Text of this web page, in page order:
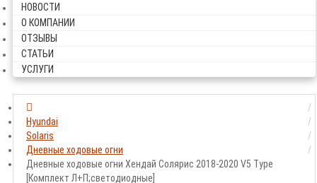
НОВОСТИ
О КОМПАНИИ
ОТЗЫВЫ
СТАТЬИ
УСЛУГИ
Hyundai
Solaris
Дневные ходовые огни
Дневные ходовые огни Хендай Солярис 2018-2020 V5 Type
[Комплект Л+П;светодиодные]